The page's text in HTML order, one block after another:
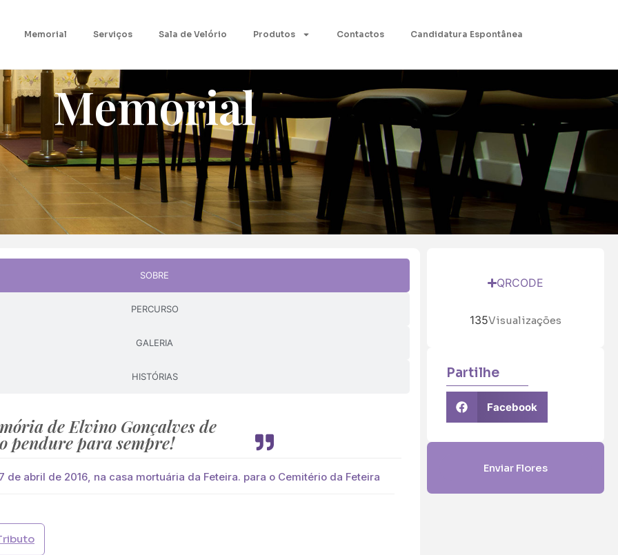
Memorial Serviços Sala de Velório Produtos Contactos Candidatura Espontânea
Memorial
SOBRE
PERCURSO
GALERIA
HISTÓRIAS
de Elvino Gonçalves de
pendure para sempre!
de abril de 2016, na casa mortuária da Feteira. para o Cemitério da Feteira
QRCODE
135Visualizações
Partilhe
Facebook
Enviar Flores
Pague já com PayPal
Palma Cruz
Coroa
Opção 7 (€55)